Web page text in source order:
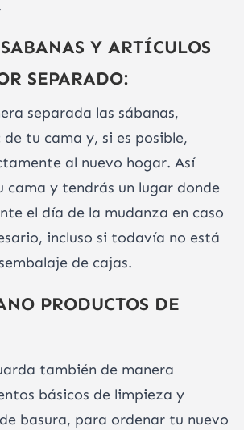
Y ARTÍCULOS
SEPARADO:
separada las sábanas,
tu cama y, si es posible,
al nuevo hogar. Así
cama y tendrás un lugar donde
el día de la mudanza en caso
incluso si todavía no está
de cajas.
PRODUCTOS DE
también de manera
básicos de limpieza y
basura, para ordenar tu nuevo